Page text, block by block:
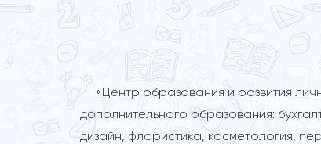
«Центр образования и развития
дополнительного образования:
дизайн, флористика, косметология,